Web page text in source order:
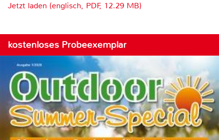
Jetzt laden (englisch, PDF, 12.29 MB)
kostenloses Probeexemplar